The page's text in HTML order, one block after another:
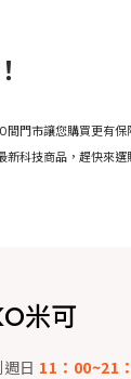
門市讓您購買更有保
科技商品，趕快來選
米可
日 11：00~21